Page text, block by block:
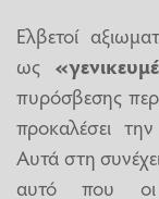
Ελβετοί
ως
πυρόσβεσης
προκαλέσει
Αυτά στη
αυτό που οι